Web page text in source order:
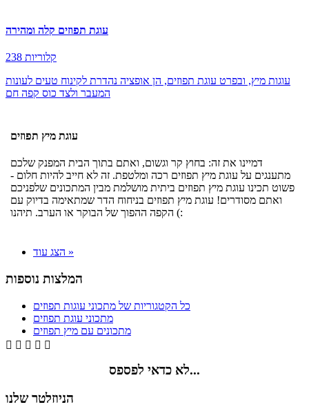
עוגת תפוזים קלה ומהירה
238 קלוריות
עוגות מיץ, ובפרט עוגת תפוזים, הן אופציה נהדרת לקינוח טעים לעונות
המעבר ולצד כוס קפה חם
עוגת מיץ תפוזים
דמיינו את זה: בחוץ קר וגשום, ואתם בתוך הבית המפנק שלכם
מתענגים על עוגת מיץ תפוזים רכה ומלטפת. זה לא חייב להיות חלום -
פשוט תכינו עוגת מיץ תפוזים ביתית מושלמת מבין המתכונים שלפניכם
ואתם מסודרים! עוגת מיץ תפוזים בניחוח הדר שמתאימה בדיוק עם
הקפה ההפוך של הבוקר או הערב. תיהנו (:
הצג עוד »
המלצות נוספות
כל הקטגוריות של מתכוני עוגות תפוזים
מתכוני עוגת תפוזים
מתכונים עם מיץ תפוזים
    
לא כדאי לפספס...
הניוזלטר שלנו